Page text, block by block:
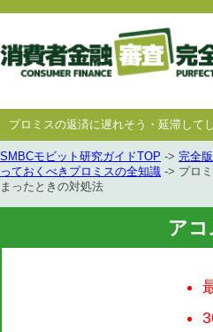
プロミスの返済に遅れそう・延滞して
ホー
ム
消費者
金融
中小消費者 キ
SMBCモビット研究ガイドTOP -> 完全
っておくべきプロミスの全知識 -> プロ
まったときの対処法
アコ